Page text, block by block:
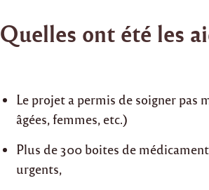
Quelles ont été les
Le projet a permis de soigner pas
âgées, femmes, etc.)
Plus de 300 boites de
urgents,